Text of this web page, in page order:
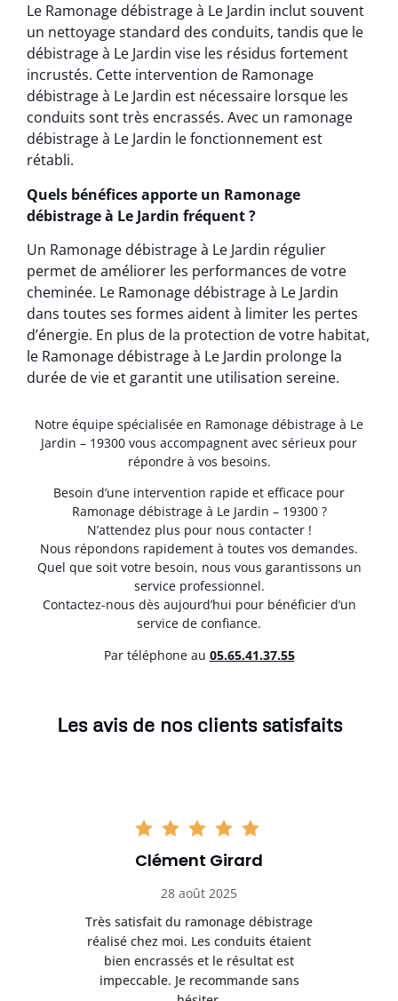
Le Ramonage débistrage à Le Jardin inclut souvent
un nettoyage standard des conduits, tandis que le
débistrage à Le Jardin vise les résidus fortement
incrustés. Cette intervention de Ramonage
débistrage à Le Jardin est nécessaire lorsque les
conduits sont très encrassés. Avec un ramonage
débistrage à Le Jardin le fonctionnement est
rétabli.
Quels bénéfices apporte un Ramonage
débistrage à Le Jardin fréquent ?
Un Ramonage débistrage à Le Jardin régulier
permet de améliorer les performances de votre
cheminée. Le Ramonage débistrage à Le Jardin
dans toutes ses formes aident à limiter les pertes
d’énergie. En plus de la protection de votre habitat,
le Ramonage débistrage à Le Jardin prolonge la
durée de vie et garantit une utilisation sereine.
Notre équipe spécialisée en Ramonage débistrage à Le
Jardin – 19300 vous accompagnent avec sérieux pour
répondre à vos besoins.
Besoin d’une intervention rapide et efficace pour
Ramonage débistrage à Le Jardin – 19300 ?
N’attendez plus pour nous contacter !
Nous répondons rapidement à toutes vos demandes.
Quel que soit votre besoin, nous vous garantissons un
service professionnel.
Contactez-nous dès aujourd’hui pour bénéficier d’un
service de confiance.
Par téléphone au 05.65.41.37.55
Les avis de nos clients satisfaits
Clément Girard
28 août 2025
Très satisfait du ramonage débistrage
réalisé chez moi. Les conduits étaient
bien encrassés et le résultat est
impeccable. Je recommande sans